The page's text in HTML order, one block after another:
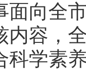
向全市
内容，
科学素